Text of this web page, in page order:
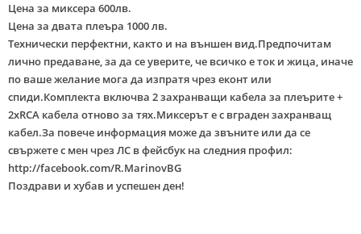
Цена за миксера 600лв.
Цена за двата плеъра 1000 лв.
Технически перфектни, както и на външен вид.Предпочитам
лично предаване, за да се уверите, че всичко е ток и жица, иначе
по ваше желание мога да изпратя чрез еконт или
спиди.Комплекта включва 2 захранващи кабела за плеърите +
2хRCA кабела отново за тях.Миксерът е с вграден захранващ
кабел.За повече информация може да звъните или да се
свържете с мен чрез ЛС в фейсбук на следния профил:
http://facebook.com/R.MarinovBG
Поздрави и хубав и успешен ден!